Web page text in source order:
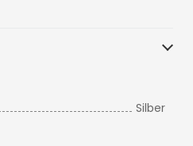
Silber